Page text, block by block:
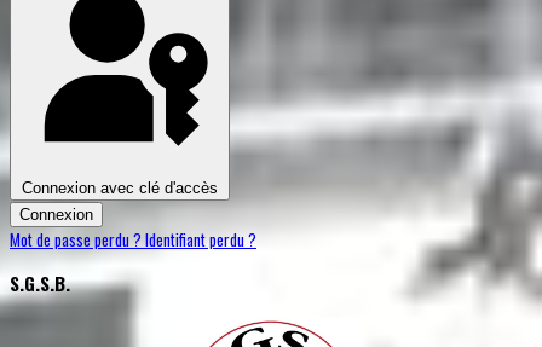
Connexion avec clé d'accès
Connexion
Mot de passe perdu ?Identifiant perdu ?
S.G.S.B.